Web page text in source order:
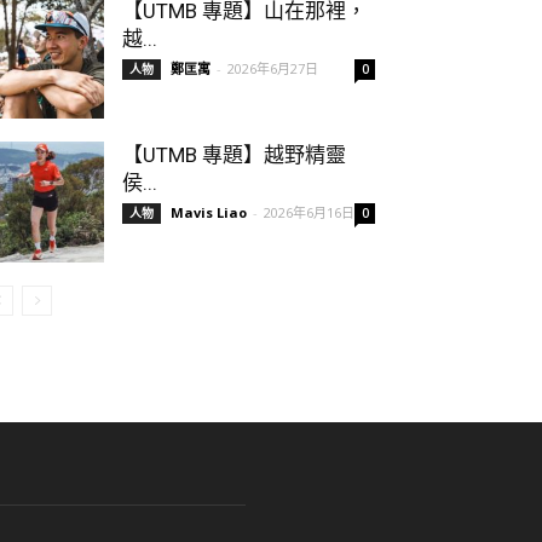
【UTMB 專題】山在那裡，
越...
人物 鄭匡寓 - 2026年6月27日 0
【UTMB 專題】越野精靈
侯...
人物 Mavis Liao - 2026年6月16日 0